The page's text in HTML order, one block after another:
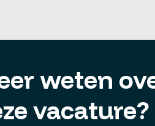
weten
vacature?